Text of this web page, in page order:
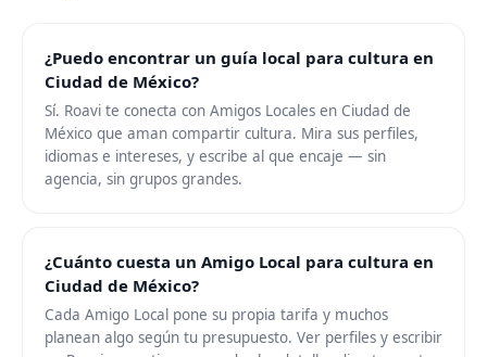
¿Puedo encontrar un guía local para cultura en
Ciudad de México?
Sí. Roavi te conecta con Amigos Locales en Ciudad de
México que aman compartir cultura. Mira sus perfiles,
idiomas e intereses, y escribe al que encaje — sin
agencia, sin grupos grandes.
¿Cuánto cuesta un Amigo Local para cultura en
Ciudad de México?
Cada Amigo Local pone su propia tarifa y muchos
planean algo según tu presupuesto. Ver perfiles y escribir